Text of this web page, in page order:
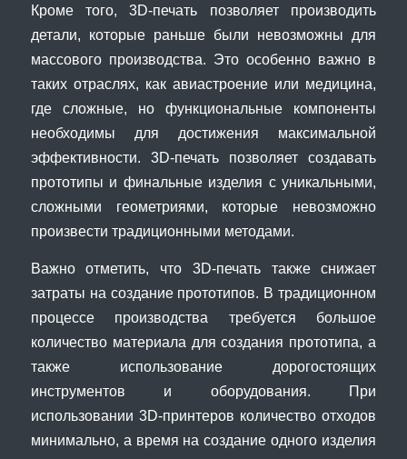
Кроме того, 3D-печать позволяет производить
детали, которые раньше были невозможны для
массового производства. Это особенно важно в
таких отраслях, как авиастроение или медицина,
где сложные, но функциональные компоненты
необходимы для достижения максимальной
эффективности. 3D-печать позволяет создавать
прототипы и финальные изделия с уникальными,
сложными геометриями, которые невозможно
произвести традиционными методами.
Важно отметить, что 3D-печать также снижает
затраты на создание прототипов. В традиционном
процессе производства требуется большое
количество материала для создания прототипа, а
также использование дорогостоящих
инструментов и оборудования. При
использовании 3D-принтеров количество отходов
минимально, а время на создание одного изделия